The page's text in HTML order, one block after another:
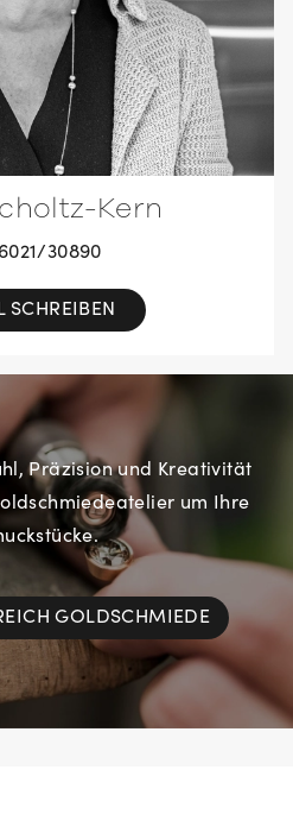
Kern
30890
SCHREIBEN
Präzision und Kreativität
um Ihre
GOLDSCHMIEDE